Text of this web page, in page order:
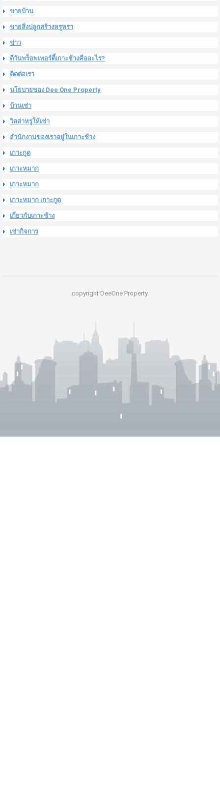
ขายบ้าน
ขายสิ่งปลูกสร้างหรูหรา
ข่าว
ดีวันพร็อพเพอร์ตี้เกาะช้างคืออะไร?
ติดต่อเรา
นโยบายของ Dee One Property
บ้านเช่า
วิลล่าหรูให้เช่า
สำนักงานของเราอยู่ในเกาะช้าง
เกาะกูด
เกาะหมาก
เกาะหมาก
เกาะหมาก เกาะกูด
เกี่ยวกับเกาะช้าง
เช่ากิจการ
copyright DeeOne Property.